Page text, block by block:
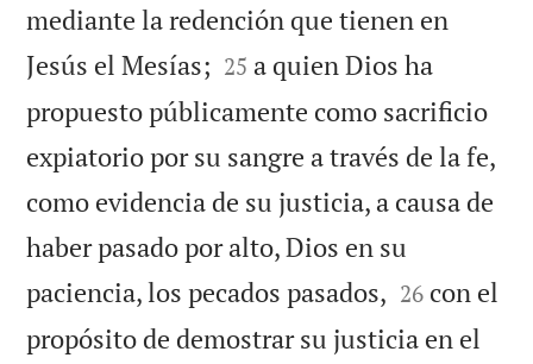
mediante la redención que tienen en
Jesús el Mesías; 

25 a quien Dios ha
propuesto públicamente como sacrificio
expiatorio por su sangre a través de la fe,
como evidencia de su justicia, a causa de
haber pasado por alto, Dios en su
paciencia, los pecados pasados, 

26 con el
propósito de demostrar su justicia en el